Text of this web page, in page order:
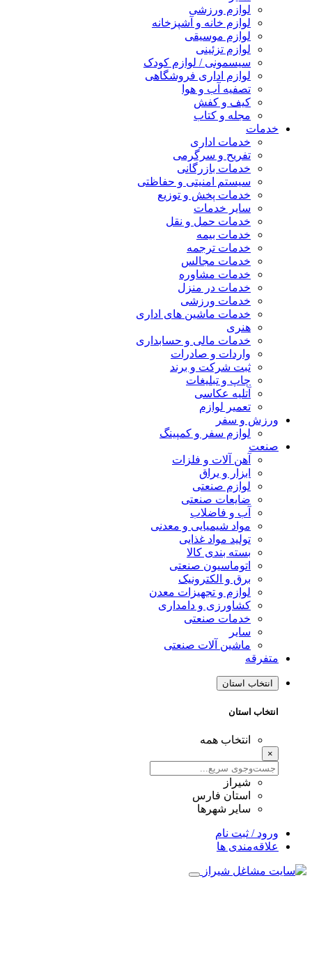
لوازم ورزشی
لوازم خانه و آشپزخانه
لوازم موسیقی
لوازم تزئینی
سیسمونی / لوازم کودک
لوازم اداری فروشگاهی
تصفیه آب و هوا
کیف و کفش
مجله و کتاب
خدمات
خدمات اداری
تفریح و سرگرمی
خدمات بازرگانی
سیستم امنیتی و حفاظتی
خدمات پخش و توزیع
سایر خدمات
خدمات حمل و نقل
خدمات بیمه
خدمات ترجمه
خدمات مجالس
خدمات مشاوره
خدمات در منزل
خدمات ورزشی
خدمات ماشین های اداری
هنری
خدمات مالی و حسابداری
واردات و صادرات
ثبت شرکت و برند
چاپ و تبلیغات
آتلیه عکاسی
تعمیر لوازم
ورزش و سفر
لوازم سفر و کمپینگ
صنعت
آهن آلات و فلزات
ابزار و یراق
لوازم صنعتی
ضایعات صنعتی
آب و فاضلاب
مواد شیمیایی و معدنی
تولید مواد غذایی
بسته بندی کالا
اتوماسیون صنعتی
برق و الکترونیک
لوازم و تجهیزات معدن
کشاورزی و دامداری
خدمات صنعتی
سایر
ماشین آلات صنعتی
متفرقه
انتخاب استان
انتخاب استان
انتخاب همه
×
شیراز
استان فارس
سایر شهرها
ورود / ثبت نام
علاقه‌مندی ها